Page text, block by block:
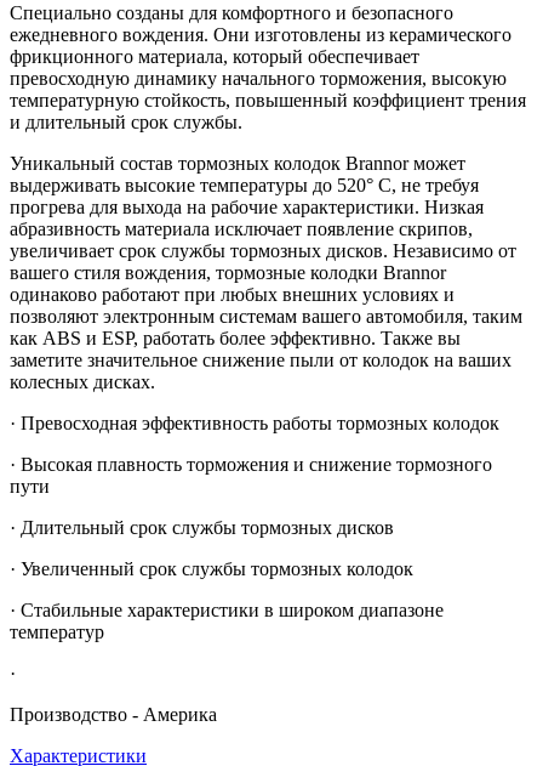
Специально созданы для комфортного и безопасного
ежедневного вождения. Они изготовлены из керамического
фрикционного материала, который обеспечивает
превосходную динамику начального торможения, высокую
температурную стойкость, повышенный коэффициент трения
и длительный срок службы.
Уникальный состав тормозных колодок Brannor может
выдерживать высокие температуры до 520° С, не требуя
прогрева для выхода на рабочие характеристики. Низкая
абразивность материала исключает появление скрипов,
увеличивает срок службы тормозных дисков. Независимо от
вашего стиля вождения, тормозные колодки Brannor
одинаково работают при любых внешних условиях и
позволяют электронным системам вашего автомобиля, таким
как ABS и ESP, работать более эффективно. Также вы
заметите значительное снижение пыли от колодок на ваших
колесных дисках.
· Превосходная эффективность работы тормозных колодок
· Высокая плавность торможения и снижение тормозного
пути
· Длительный срок службы тормозных дисков
· Увеличенный срок службы тормозных колодок
· Стабильные характеристики в широком диапазоне
температур
·
Производство - Америка
Характеристики